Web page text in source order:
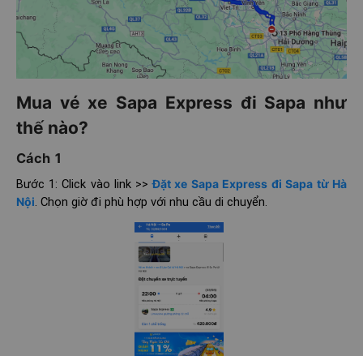
Mua vé xe Sapa Express đi Sapa như
thế nào?
Cách 1
Bước 1: Click vào link >>Đặt xe Sapa Express đi Sapa từ Hà
Nội . Chọn giờ đi phù hợp với nhu cầu di chuyển.